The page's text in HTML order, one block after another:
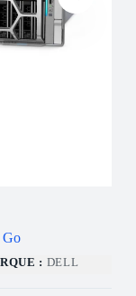
Go
: DELL